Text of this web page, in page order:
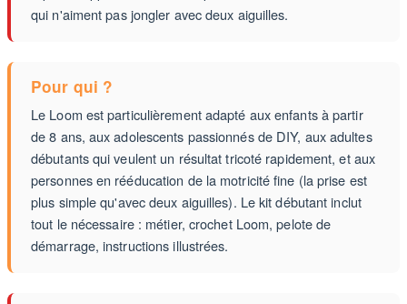
qui n'aiment pas jongler avec deux aiguilles.
Pour qui ?
Le Loom est particulièrement adapté aux enfants à partir
de 8 ans, aux adolescents passionnés de DIY, aux adultes
débutants qui veulent un résultat tricoté rapidement, et aux
personnes en rééducation de la motricité fine (la prise est
plus simple qu'avec deux aiguilles). Le kit débutant inclut
tout le nécessaire : métier, crochet Loom, pelote de
démarrage, instructions illustrées.